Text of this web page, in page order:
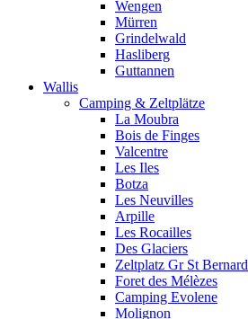
Wengen
Mürren
Grindelwald
Hasliberg
Guttannen
Wallis
Camping & Zeltplätze
La Moubra
Bois de Finges
Valcentre
Les Iles
Botza
Les Neuvilles
Arpille
Les Rocailles
Des Glaciers
Zeltplatz Gr St Bernard
Foret des Mélèzes
Camping Evolene
Molignon